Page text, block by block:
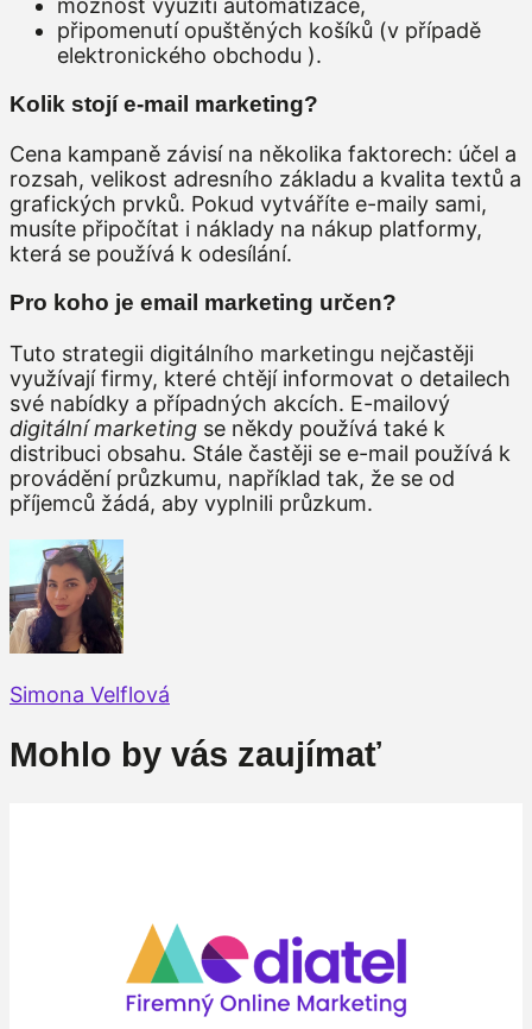
možnost využití automatizace,
připomenutí opuštěných košíků (v případě
elektronického obchodu ).
Kolik stojí e-mail marketing?
Cena kampaně závisí na několika faktorech: účel a
rozsah, velikost adresního základu a kvalita textů a
grafických prvků. Pokud vytváříte e-maily sami,
musíte připočítat i náklady na nákup platformy,
která se používá k odesílání.
Pro koho je email marketing určen?
Tuto strategii digitálního marketingu nejčastěji
využívají firmy, které chtějí informovat o detailech
své nabídky a případných akcích. E-mailový
digitální marketing se někdy používá také k
distribuci obsahu. Stále častěji se e-mail používá k
provádění průzkumu, například tak, že se od
příjemců žádá, aby vyplnili průzkum.
Simona Velflová
Mohlo by vás zaujímať